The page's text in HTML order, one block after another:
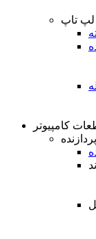
لپ تاپ
کامپیوتر
پردازنده